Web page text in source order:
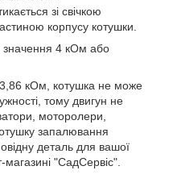
зі свічкою
корпусу котушки.
значення 4 кОм або
кОм, котушка не може
тому двигун не
моторолери,
запалювання
деталь для вашої
"СадСервіс".